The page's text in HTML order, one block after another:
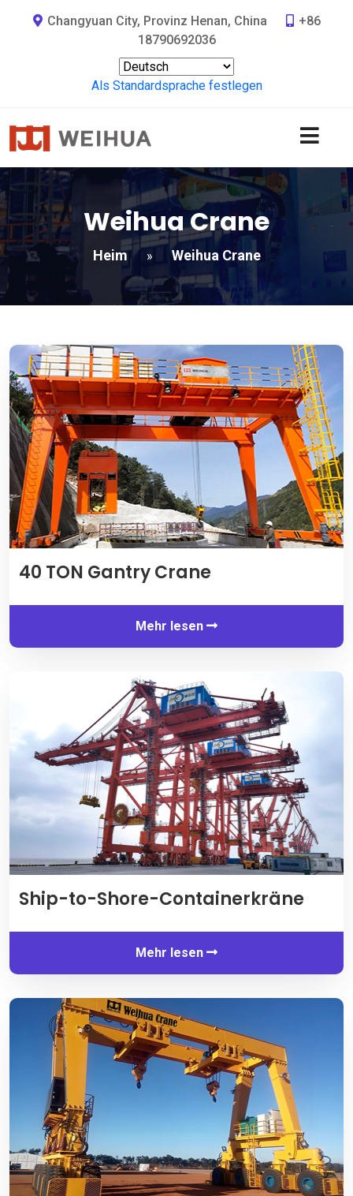
Changyuan City, Provinz Henan, China
+86
18790692036
Als Standardsprache festlegen
Weihua Crane
Heim » Weihua Crane
40 TON Gantry Crane
Mehr lesen
Ship-to-Shore-Containerkräne
Mehr lesen